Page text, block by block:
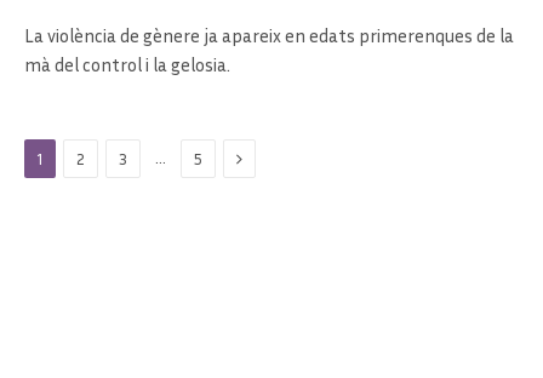
La violència de gènere ja apareix en edats primerenques de la
mà del control i la gelosia.
1 2 3 5 Next